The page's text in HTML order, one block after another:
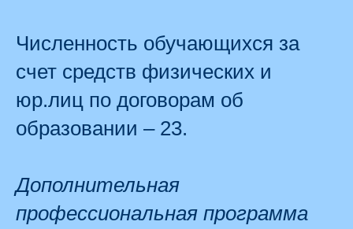
Численность обучающихся за
счет средств физических и
юр.лиц по договорам об
образовании – 23.
Дополнительная
профессиональная программа